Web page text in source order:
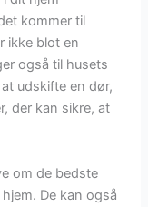
kommer til
ikke blot en
også til husets
udskifte en dør,
der kan sikre, at
om de bedste
De kan også